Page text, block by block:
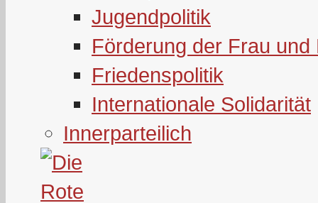
Jugendpolitik
Förderung der Frau und
Friedenspolitik
Internationale Solidarität
Innerparteilich